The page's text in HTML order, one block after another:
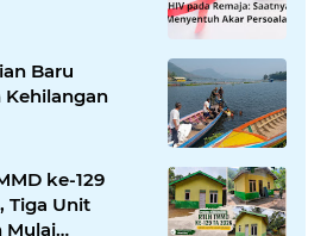
Baru
Kehilangan
ke-129
Tiga Unit
Mulai